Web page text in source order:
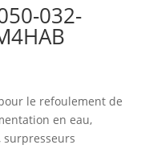
032-
le refoulement de
en eau,